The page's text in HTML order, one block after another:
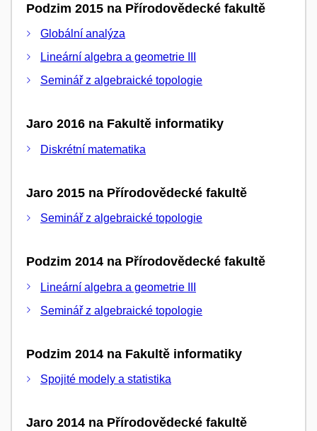
Podzim 2015 na Přírodovědecké fakultě
Globální analýza
Lineární algebra a geometrie III
Seminář z algebraické topologie
Jaro 2016 na Fakultě informatiky
Diskrétní matematika
Jaro 2015 na Přírodovědecké fakultě
Seminář z algebraické topologie
Podzim 2014 na Přírodovědecké fakultě
Lineární algebra a geometrie III
Seminář z algebraické topologie
Podzim 2014 na Fakultě informatiky
Spojité modely a statistika
Jaro 2014 na Přírodovědecké fakultě